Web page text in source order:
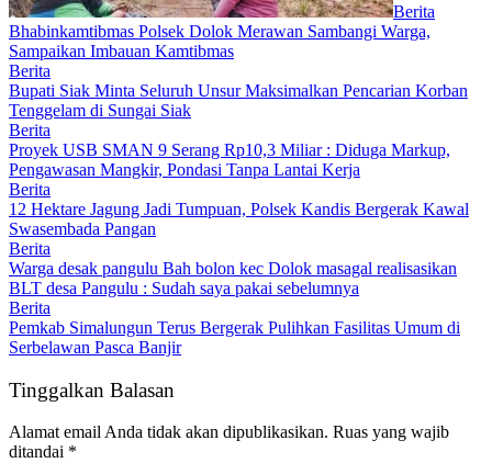
Berita
Bhabinkamtibmas Polsek Dolok Merawan Sambangi Warga,
Sampaikan Imbauan Kamtibmas
Berita
Bupati Siak Minta Seluruh Unsur Maksimalkan Pencarian Korban
Tenggelam di Sungai Siak
Berita
Proyek USB SMAN 9 Serang Rp10,3 Miliar : Diduga Markup,
Pengawasan Mangkir, Pondasi Tanpa Lantai Kerja
Berita
12 Hektare Jagung Jadi Tumpuan, Polsek Kandis Bergerak Kawal
Swasembada Pangan
Berita
Warga desak pangulu Bah bolon kec Dolok masagal realisasikan
BLT desa Pangulu : Sudah saya pakai sebelumnya
Berita
Pemkab Simalungun Terus Bergerak Pulihkan Fasilitas Umum di
Serbelawan Pasca Banjir
Tinggalkan Balasan
Alamat email Anda tidak akan dipublikasikan. Ruas yang wajib
ditandai *